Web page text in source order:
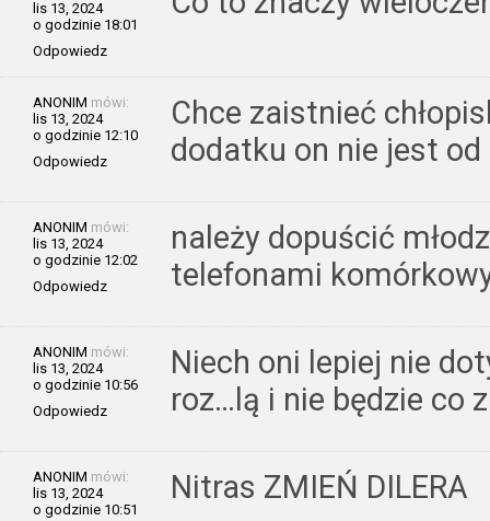
lis 13, 2024
o godzinie 18:01
Odpowiedz
ANONIM mówi:
lis 13, 2024
o godzinie 12:10
Odpowiedz
Chce zaistnieć
dodatku on nie jest od
ANONIM mówi:
lis 13, 2024
o godzinie 12:02
Odpowiedz
należy dopuścić
telefonami
ANONIM mówi:
lis 13, 2024
o godzinie 10:56
Odpowiedz
Niech oni lepiej nie
roz…lą i nie będzie co
ANONIM mówi:
lis 13, 2024
o godzinie 10:51
Nitras ZMIEŃ DILERA